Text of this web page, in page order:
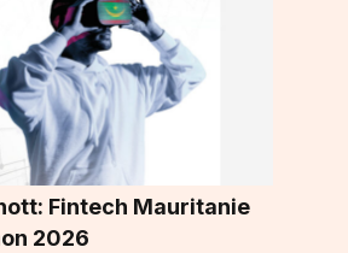
Fintech Mauritanie
2026